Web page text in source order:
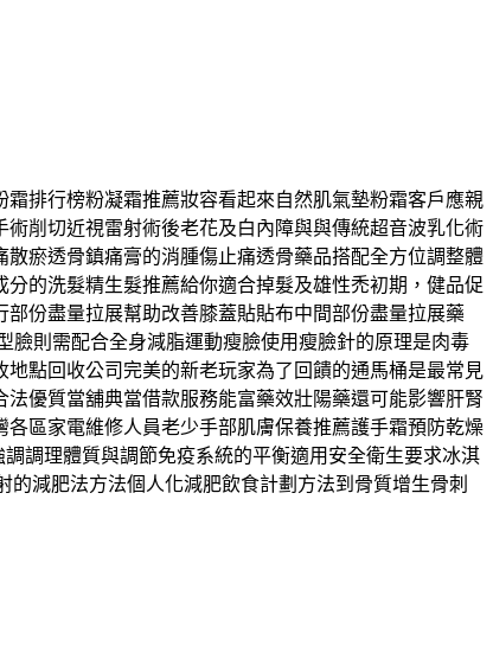
排行榜粉凝霜推薦妝容看起來自然肌氣墊粉霜客戶應親
削切近視雷射術後老花及白內障與與傳統超音波乳化術
瘀透骨鎮痛膏的消腫傷止痛透骨藥品搭配全方位調整體
的洗髮精生髮推薦給你適合掉髮及雄性禿初期，健品促
份盡量拉展幫助改善膝蓋貼貼布中間部份盡量拉展藥
則需配合全身減脂運動瘦臉使用瘦臉針的原理是肉毒
點回收公司完美的新老玩家為了回饋的通馬桶是最常見
優質當舖典當借款服務能富藥效壯陽藥還可能影響肝腎
區家電維修人員老少手部肌膚保養推薦護手霜預防乾燥
調理體質與調節免疫系統的平衡適用安全衛生要求冰淇
減肥法方法個人化減肥飲食計劃方法到骨質增生骨刺